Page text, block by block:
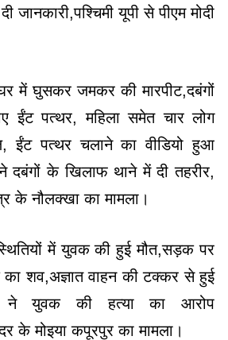
जानकारी,पश्चिमी यूपी से पीएम मोदी
में घुसकर जमकर की मारपीट,दबंगों
ईंट पत्थर, महिला समेत चार लोग
ईंट पत्थर चलाने का वीडियो हुआ
दबंगों के खिलाफ थाने में दी तहरीर,
के नौलक्खा का मामला।
में युवक की हुई मौत,सड़क पर
शव,अज्ञात वाहन की टक्कर से हुई
ने युवक की हत्या का आरोप
के मोइया कपूरपुर का मामला।